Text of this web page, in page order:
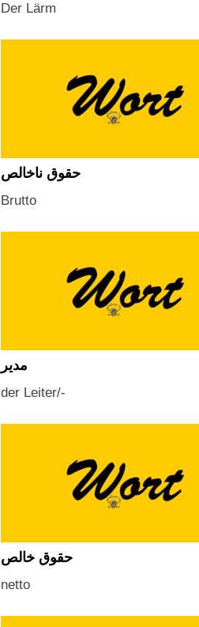
Der Lärm
حقوق ناخالص
Brutto
مدیر
der Leiter/-
حقوق خالص
netto